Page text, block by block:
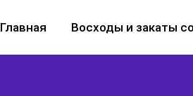
Главная Восходы и закаты